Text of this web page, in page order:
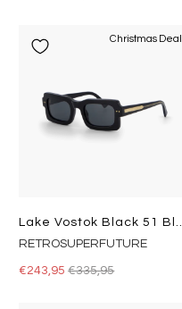
Christmas Deal
RETROSUPERFUTURE
€243,95€335,95